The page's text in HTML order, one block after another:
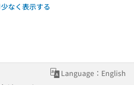
少なく表示する
Language：English